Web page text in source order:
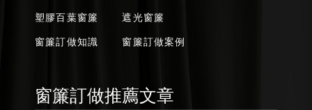
塑膠百葉窗簾
窗簾訂做知識
遮光窗簾
窗簾訂做案例
窗簾訂做推薦文章